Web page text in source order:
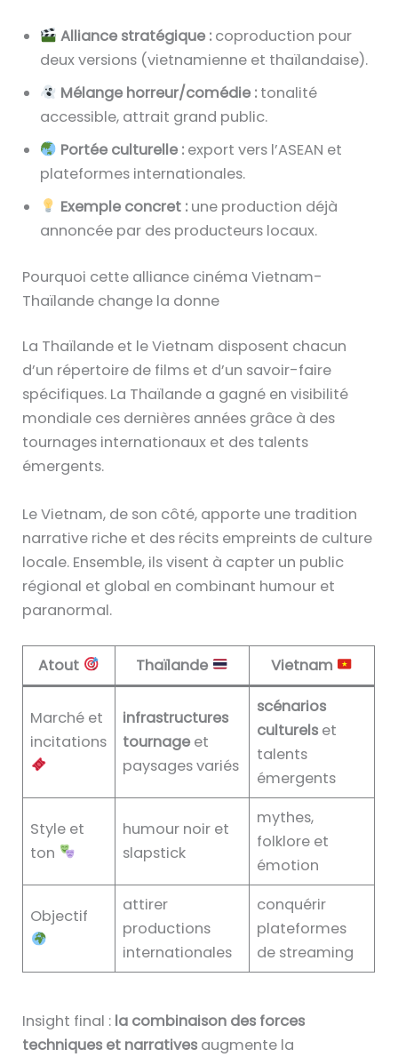
Alliance stratégique :coproduction pour
deux versions (vietnamienne et thaïlandaise).
Mélange horreur/comédie :tonalité
accessible, attrait grand public.
Portée culturelle :export vers l’ASEAN et
plateformes internationales.
Exemple concret :une production déjà
annoncée par des producteurs locaux.
Pourquoi cette alliance cinéma Vietnam-
Thaïlande change la donne
La Thaïlande et le Vietnam disposent chacun
d’un répertoire de films et d’un savoir-faire
spécifiques. La Thaïlande a gagné en visibilité
mondiale ces dernières années grâce à des
tournages internationaux et des talents
émergents.
Le Vietnam, de son côté, apporte une tradition
narrative riche et des récits empreints de culture
locale. Ensemble, ils visent à capter un public
régional et global en combinant humour et
paranormal.
Atout Thaïlande Vietnam
Marché et
incitations
infrastructures
tournage et
paysages variés
scénarios
culturels et
talents
émergents
Style et
ton
humour noir et
slapstick
mythes,
folklore et
émotion
Objectif
attirer
productions
internationales
conquérir
plateformes
de streaming
Insight final : la combinaison des forces
techniques et narratives augmente la